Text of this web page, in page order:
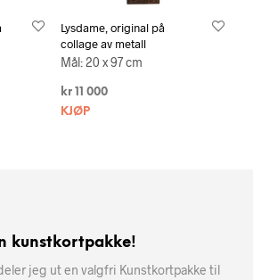
Lysdame, original på
collage av metall
Mål: 20 x 97 cm
kr11 000
KJØP
kunstkortpakke!
jeg ut en valgfri Kunstkortpakke til